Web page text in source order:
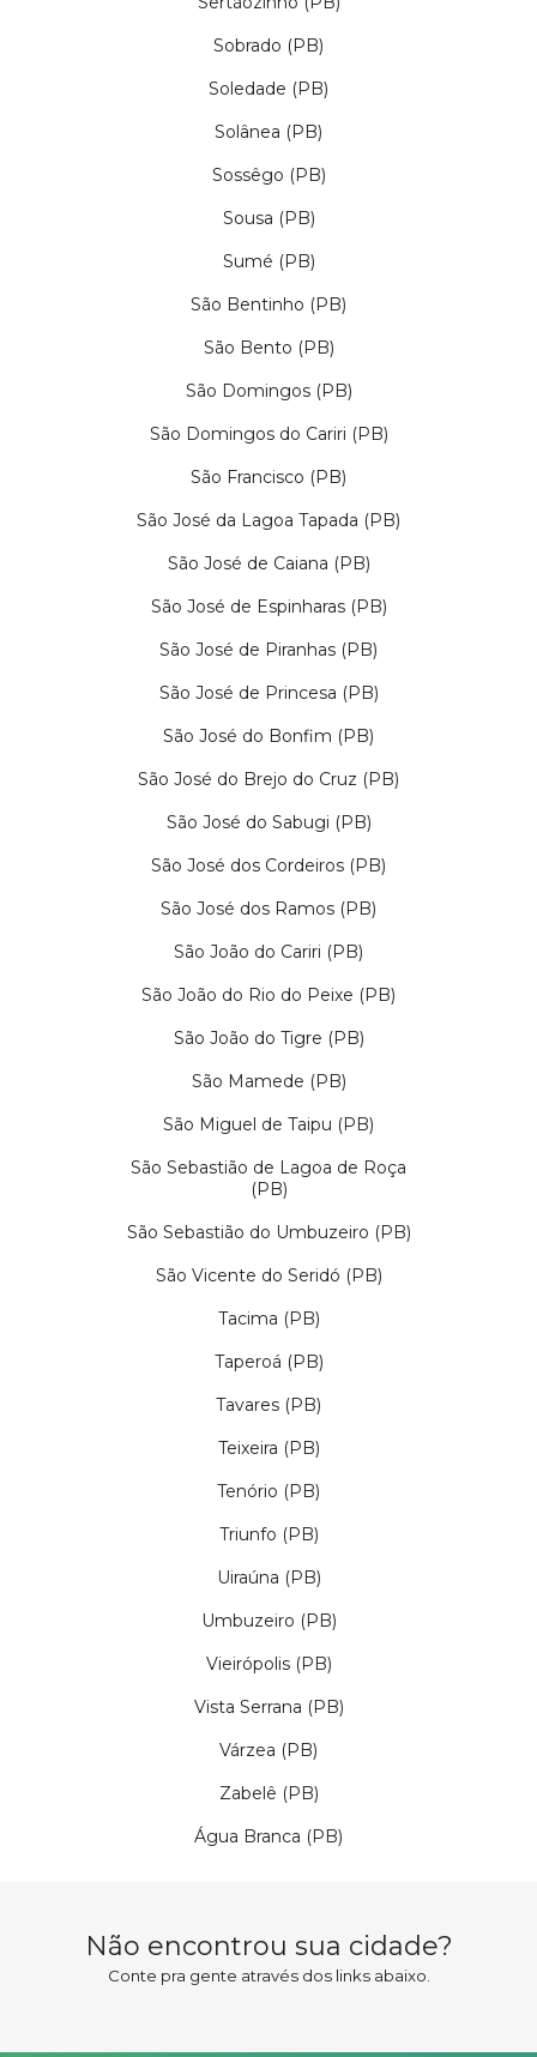
Sobrado (PB)
Soledade (PB)
Solânea (PB)
Sossêgo (PB)
Sousa (PB)
Sumé (PB)
São Bentinho (PB)
São Bento (PB)
São Domingos (PB)
São Domingos do Cariri (PB)
São Francisco (PB)
São José da Lagoa Tapada (PB)
São José de Caiana (PB)
São José de Espinharas (PB)
São José de Piranhas (PB)
São José de Princesa (PB)
São José do Bonfim (PB)
São José do Brejo do Cruz (PB)
São José do Sabugi (PB)
São José dos Cordeiros (PB)
São José dos Ramos (PB)
São João do Cariri (PB)
São João do Rio do Peixe (PB)
São João do Tigre (PB)
São Mamede (PB)
São Miguel de Taipu (PB)
São Sebastião de Lagoa de Roça
(PB)
São Sebastião do Umbuzeiro (PB)
São Vicente do Seridó (PB)
Tacima (PB)
Taperoá (PB)
Tavares (PB)
Teixeira (PB)
Tenório (PB)
Triunfo (PB)
Uiraúna (PB)
Umbuzeiro (PB)
Vieirópolis (PB)
Vista Serrana (PB)
Várzea (PB)
Zabelê (PB)
Água Branca (PB)
Não encontrou sua cidade?
Conte pra gente através dos links abaixo.